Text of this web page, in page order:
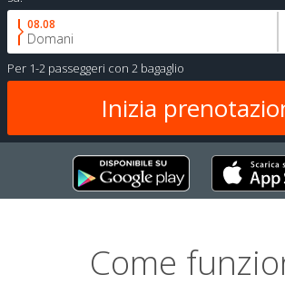
08.08
Domani
Per 1-2 passeggeri con 2 bagaglio
Come